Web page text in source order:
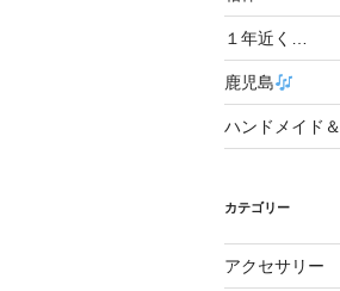
１年近く…
鹿児島
ハンドメイド
カテゴリー
アクセサリー